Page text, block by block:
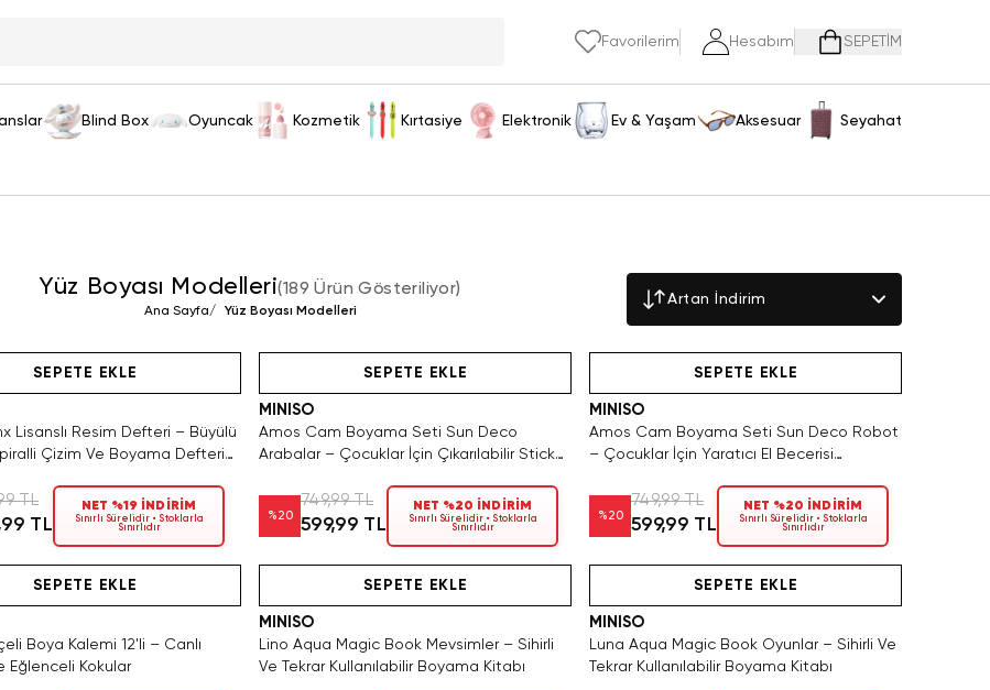
Favorilerim Hesabım SEPETİM
Blind Box Oyuncak Kozmetik Kırtasiye Elektronik Ev & Yaşam Aksesuar Seyahat
Yüz Boyası Modelleri(189 Ürün Gösteriliyor)
Ana Sayfa/ Yüz Boyası Modelleri
Artan İndirim
SEPETE EKLE
Lisanslı Resim Defteri – Büyülü
Çizim Ve Boyama Defteri
TL
TL
NET %19 İNDİRİM
Sınırlı Sürelidir • Stoklarla
Sınırlıdır
SEPETE EKLE
MINISO
Amos Cam Boyama Seti Sun Deco
Arabalar – Çocuklar İçin Çıkarılabilir Sticker
%20
749,99 TL
599,99 TL
NET %20 İNDİRİM
Sınırlı Sürelidir • Stoklarla
Sınırlıdır
SEPETE EKLE
MINISO
Amos Cam Boyama Seti Sun Deco Robot
– Çocuklar İçin Yaratıcı El Becerisi
%20
749,99 TL
599,99 TL
NET %20 İNDİRİM
Sınırlı Sürelidir • Stoklarla
Sınırlıdır
SEPETE EKLE
Boya Kalemi 12'li – Canlı
Eğlenceli Kokular
SEPETE EKLE
MINISO
Lino Aqua Magic Book Mevsimler – Sihirli
Ve Tekrar Kullanılabilir Boyama Kitabı
SEPETE EKLE
MINISO
Luna Aqua Magic Book Oyunlar – Sihirli Ve
Tekrar Kullanılabilir Boyama Kitabı